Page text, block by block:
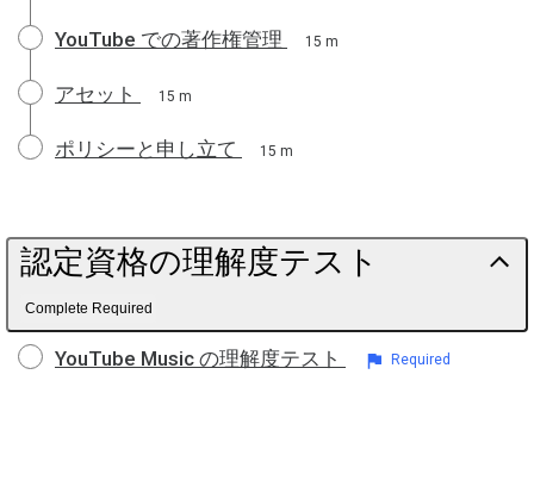
YouTube での著作権管理 15 m
アセット 15 m
ポリシーと申し立て 15 m
認定資格の理解度テスト
Complete Required
YouTube Music の理解度テスト Required